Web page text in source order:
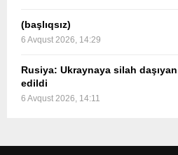
(başlıqsız)
6 Avqust 2026, 14:29
Rusiya: Ukraynaya silah
edildi
6 Avqust 2026, 14:11